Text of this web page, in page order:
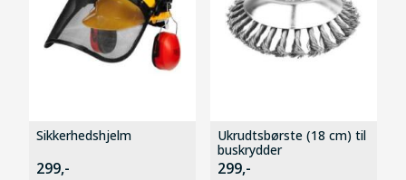
Sikkerhedshjelm
299,-
Ukrudtsbørste (18 cm) til
buskrydder
299,-